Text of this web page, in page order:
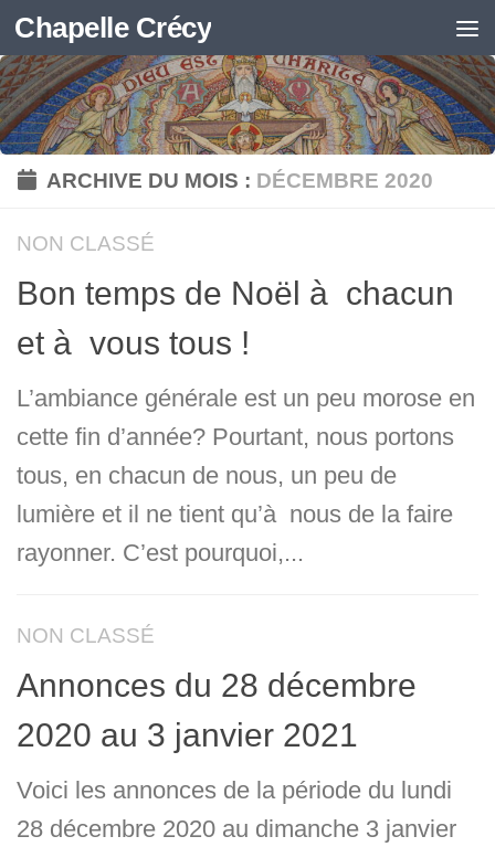
Skip to content
Chapelle Crécy
ARCHIVE DU MOIS : DÉCEMBRE 2020
NON CLASSÉ
Bon temps de Noël à chacun
et à vous tous !
L’ambiance générale est un peu morose en
cette fin d’année? Pourtant, nous portons
tous, en chacun de nous, un peu de
lumière et il ne tient qu’à nous de la faire
rayonner. C’est pourquoi,...
NON CLASSÉ
Annonces du 28 décembre
2020 au 3 janvier 2021
Voici les annonces de la période du lundi
28 décembre 2020 au dimanche 3 janvier